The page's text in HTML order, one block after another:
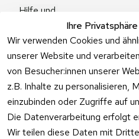
Ihre
Wir verwenden Cookies und
unserer Website und
von Besucher:innen unserer
z.B. Inhalte zu personalisieren,
einzubinden oder Zugriffe auf
Die Datenverarbeitung erfolgt
Wir teilen diese Daten mit
Hilfe und
Fragen
Vertrag
widerrufen